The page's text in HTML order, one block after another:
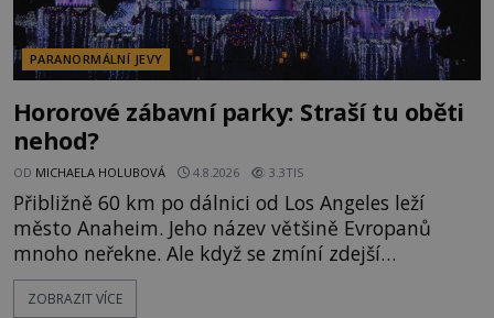
PARANORMÁLNÍ JEVY
Hororové zábavní parky: Straší tu oběti
nehod?
OD MICHAELA HOLUBOVÁ 4.8.2026 3.3TIS
Přibližně 60 km po dálnici od Los Angeles leží
město Anaheim. Jeho název většině Evropanů
mnoho neřekne. Ale když se zmíní zdejší
Disneyland, je hned jasno. Zábavní park vyroste na
poklidném místě bývalého sadu pomerančovníků.
ZOBRAZIT VÍCE